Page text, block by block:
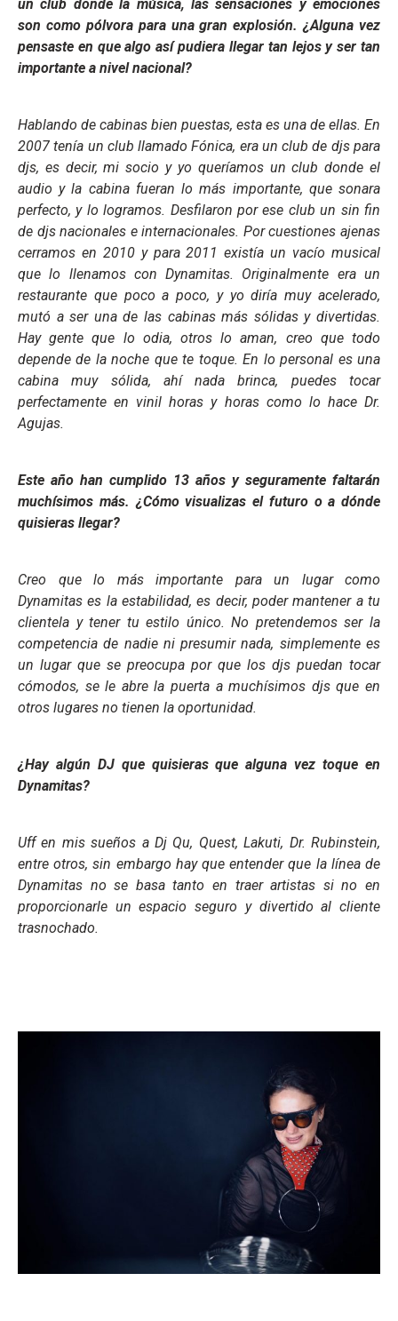
un club donde la música, las sensaciones y emociones
son como pólvora para una gran explosión. ¿Alguna vez
pensaste en que algo así pudiera llegar tan lejos y ser tan
importante a nivel nacional?
Hablando de cabinas bien puestas, esta es una de ellas. En
2007 tenía un club llamado Fónica, era un club de djs para
djs, es decir, mi socio y yo queríamos un club donde el
audio y la cabina fueran lo más importante, que sonara
perfecto, y lo logramos. Desfilaron por ese club un sin fin
de djs nacionales e internacionales. Por cuestiones ajenas
cerramos en 2010 y para 2011 existía un vacío musical
que lo llenamos con Dynamitas. Originalmente era un
restaurante que poco a poco, y yo diría muy acelerado,
mutó a ser una de las cabinas más sólidas y divertidas.
Hay gente que lo odia, otros lo aman, creo que todo
depende de la noche que te toque. En lo personal es una
cabina muy sólida, ahí nada brinca, puedes tocar
perfectamente en vinil horas y horas como lo hace Dr.
Agujas.
Este año han cumplido 13 años y seguramente faltarán
muchísimos más. ¿Cómo visualizas el futuro o a dónde
quisieras llegar?
Creo que lo más importante para un lugar como
Dynamitas es la estabilidad, es decir, poder mantener a tu
clientela y tener tu estilo único. No pretendemos ser la
competencia de nadie ni presumir nada, simplemente es
un lugar que se preocupa por que los djs puedan tocar
cómodos, se le abre la puerta a muchísimos djs que en
otros lugares no tienen la oportunidad.
¿Hay algún DJ que quisieras que alguna vez toque en
Dynamitas?
Uff en mis sueños a Dj Qu, Quest, Lakuti, Dr. Rubinstein,
entre otros, sin embargo hay que entender que la línea de
Dynamitas no se basa tanto en traer artistas si no en
proporcionarle un espacio seguro y divertido al cliente
trasnochado.